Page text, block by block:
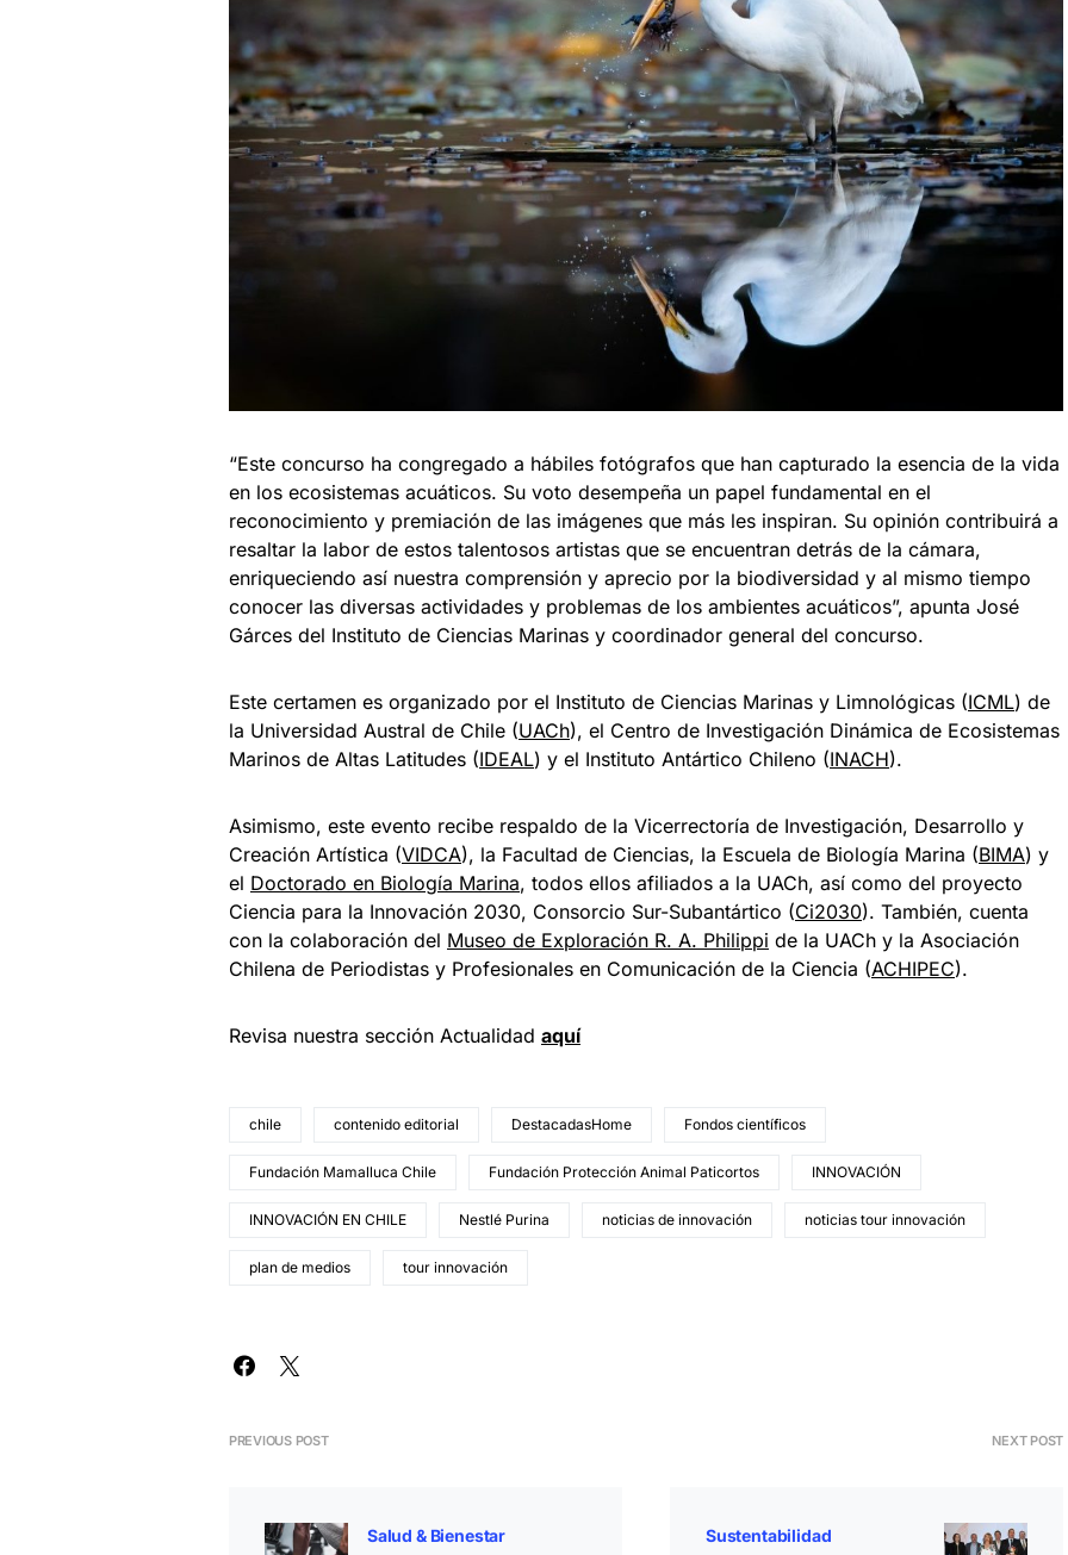
“Este concurso ha congregado a hábiles fotógrafos que han capturado la esencia de la vida
en los ecosistemas acuáticos. Su voto desempeña un papel fundamental en el
reconocimiento y premiación de las imágenes que más les inspiran. Su opinión contribuirá a
resaltar la labor de estos talentosos artistas que se encuentran detrás de la cámara,
enriqueciendo así nuestra comprensión y aprecio por la biodiversidad y al mismo tiempo
conocer las diversas actividades y problemas de los ambientes acuáticos”, apunta José
Gárces del Instituto de Ciencias Marinas y coordinador general del concurso.
Este certamen es organizado por el Instituto de Ciencias Marinas y Limnológicas (ICML) de
la Universidad Austral de Chile (UACh), el Centro de Investigación Dinámica de Ecosistemas
Marinos de Altas Latitudes (IDEAL) y el Instituto Antártico Chileno (INACH).
Asimismo, este evento recibe respaldo de la Vicerrectoría de Investigación, Desarrollo y
Creación Artística (VIDCA), la Facultad de Ciencias, la Escuela de Biología Marina (BIMA) y
el Doctorado en Biología Marina, todos ellos afiliados a la UACh, así como del proyecto
Ciencia para la Innovación 2030, Consorcio Sur-Subantártico (Ci2030). También, cuenta
con la colaboración del Museo de Exploración R. A. Philippi de la UACh y la Asociación
Chilena de Periodistas y Profesionales en Comunicación de la Ciencia (ACHIPEC).
Revisa nuestra sección Actualidad aquí
chile contenido editorial DestacadasHome Fondos científicos
Fundación Mamalluca Chile Fundación Protección Animal Paticortos INNOVACIÓN
INNOVACIÓN EN CHILE Nestlé Purina noticias de innovación noticias tour innovación
plan de medios tour innovación
PREVIOUS POST
Salud & Bienestar
NEXT POST
Sustentabilidad